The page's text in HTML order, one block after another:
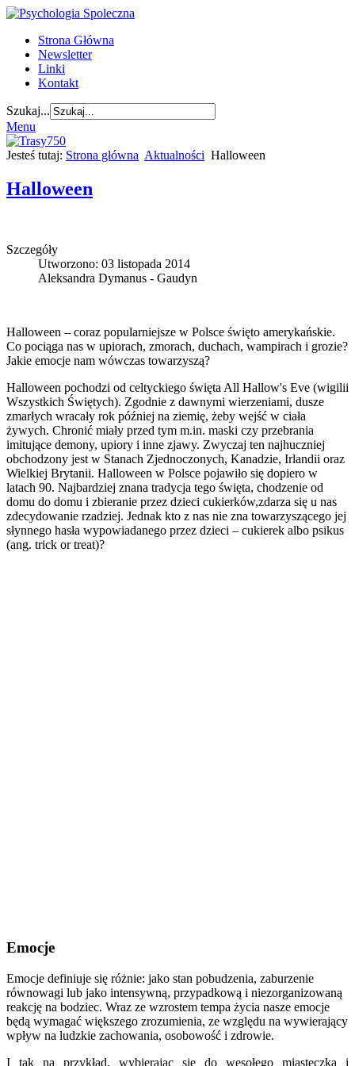
Strona Główna
Newsletter
Linki
Kontakt
Szukaj...
Menu
Jesteś tutaj: Strona główna Aktualności Halloween
Halloween
Szczegóły
Utworzono: 03 listopada 2014
Aleksandra Dymanus - Gaudyn
Halloween – coraz popularniejsze w Polsce święto amerykańskie.
Co pociąga nas w upiorach, zmorach, duchach, wampirach i grozie?
Jakie emocje nam wówczas towarzyszą?
Halloween pochodzi od celtyckiego święta All Hallow's Eve (wigilii
Wszystkich Świętych). Zgodnie z dawnymi wierzeniami, dusze
zmarłych wracały rok później na ziemię, żeby wejść w ciała
żywych. Chronić miały przed tym m.in. maski czy przebrania
imitujące demony, upiory i inne zjawy. Zwyczaj ten najhuczniej
obchodzony jest w Stanach Zjednoczonych, Kanadzie, Irlandii oraz
Wielkiej Brytanii. Halloween w Polsce pojawiło się dopiero w
latach 90. Najbardziej znana tradycja tego święta, chodzenie od
domu do domu i zbieranie przez dzieci cukierków,zdarza się u nas
zdecydowanie rzadziej. Jednak kto z nas nie zna towarzyszącego jej
słynnego hasła wypowiadanego przez dzieci – cukierek albo psikus
(ang. trick or treat)?
Emocje
Emocje definiuje się różnie: jako stan pobudzenia, zaburzenie
równowagi lub jako intensywną, przypadkową i niezorganizowaną
reakcję na bodziec. Wraz ze wzrostem tempa życia nasze emocje
będą wymagać większego zrozumienia, ze względu na wywierający
wpływ na ludzkie zachowania, osobowość i zdrowie.
I tak na przykład, wybierając się do wesołego miasteczka i